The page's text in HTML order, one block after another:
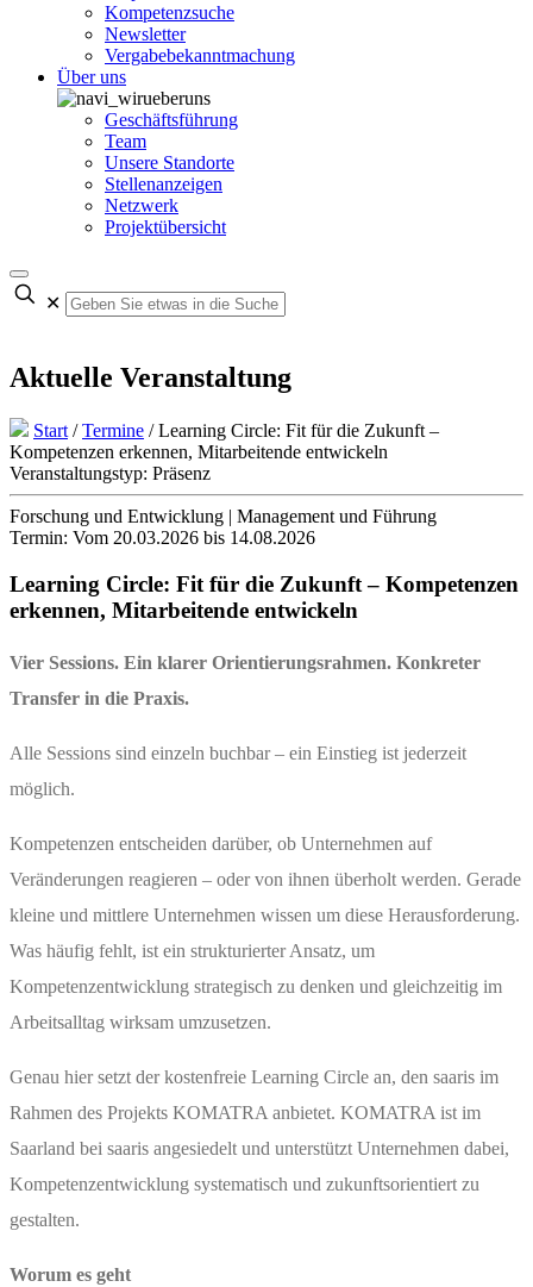
Kompetenzsuche
Newsletter
Vergabebekanntmachung
Über uns
Geschäftsführung
Team
Unsere Standorte
Stellenanzeigen
Netzwerk
Projektübersicht
✕
Aktuelle Veranstaltung
Start /Termine /Learning Circle: Fit für die Zukunft –
Kompetenzen erkennen, Mitarbeitende entwickeln
Veranstaltungstyp: Präsenz
Forschung und Entwicklung | Management und Führung
Termin: Vom 20.03.2026 bis 14.08.2026
Learning Circle: Fit für die Zukunft – Kompetenzen
erkennen, Mitarbeitende entwickeln
Vier Sessions. Ein klarer Orientierungsrahmen. Konkreter
Transfer in die Praxis.
Alle Sessions sind einzeln buchbar – ein Einstieg ist jederzeit
möglich.
Kompetenzen entscheiden darüber, ob Unternehmen auf
Veränderungen reagieren – oder von ihnen überholt werden. Gerade
kleine und mittlere Unternehmen wissen um diese Herausforderung.
Was häufig fehlt, ist ein strukturierter Ansatz, um
Kompetenzentwicklung strategisch zu denken und gleichzeitig im
Arbeitsalltag wirksam umzusetzen.
Genau hier setzt der kostenfreie Learning Circle an, den saaris im
Rahmen des Projekts KOMATRA anbietet. KOMATRA ist im
Saarland bei saaris angesiedelt und unterstützt Unternehmen dabei,
Kompetenzentwicklung systematisch und zukunftsorientiert zu
gestalten.
Worum es geht